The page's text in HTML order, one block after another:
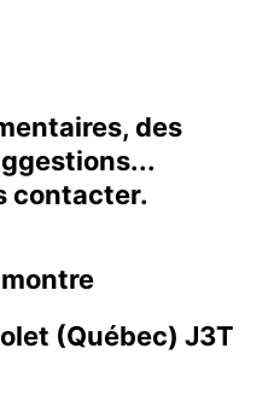
des
contacter.
(Québec) J3T